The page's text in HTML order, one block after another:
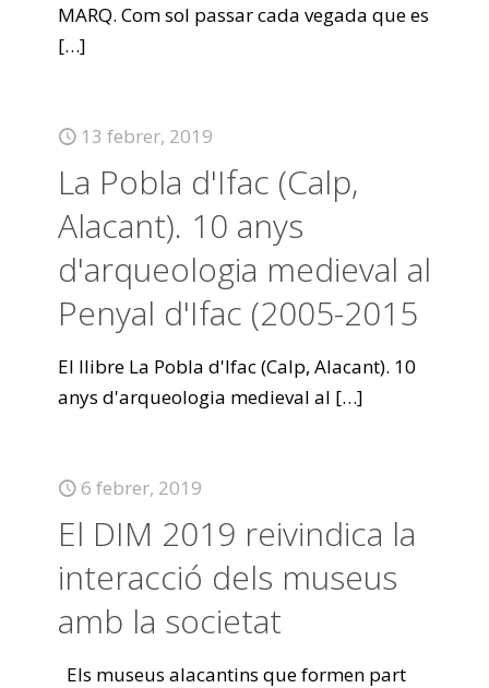
MARQ. Com sol passar cada vegada que es
[…]
13 febrer, 2019
La Pobla d'Ifac (Calp,
Alacant). 10 anys
d'arqueologia medieval al
Penyal d'Ifac (2005-2015
El llibre La Pobla d'Ifac (Calp, Alacant). 10
anys d'arqueologia medieval al […]
6 febrer, 2019
El DIM 2019 reivindica la
interacció dels museus
amb la societat
Els museus alacantins que formen part